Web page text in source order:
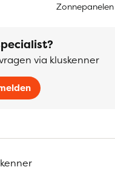
Zonnepanelen
via kluskenner